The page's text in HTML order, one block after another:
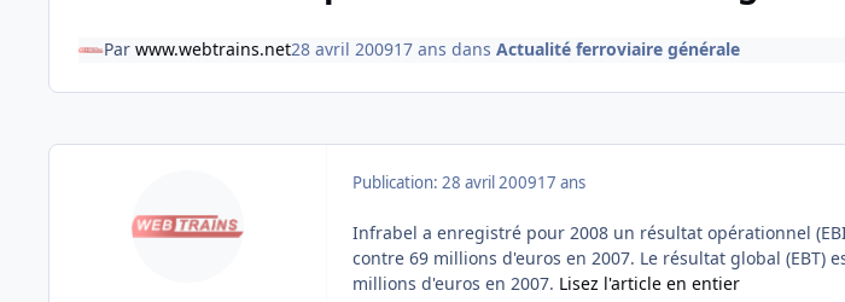
Par www.webtrains.net28 avril 200917 ans dans Actualité ferroviaire générale
Publication: 28 avril 200917 ans
Infrabel a enregistré pour 2008 un résultat opérationnel
contre 69 millions d'euros en 2007. Le résultat global (EBT)
millions d'euros en 2007. Lisez l'article en entier